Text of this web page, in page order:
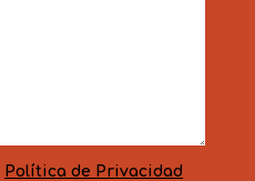
Política de Privacidad